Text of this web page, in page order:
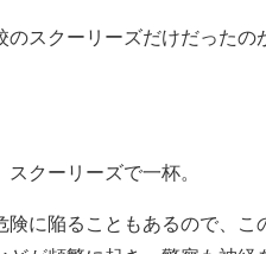
スクーリーズだけだった
クーリーズで一杯。
に陥ることもあるので、